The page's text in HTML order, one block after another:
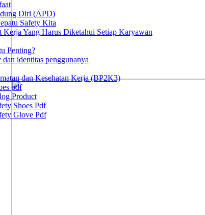
Diri (APD)
Safety Kita
Kerja Yang Harus Diketahui Setiap Karyawan
Penting?
identitas penggunanya
dan Kesehatan Kerja (BP2K3)
pdf
Product
Shoes Pdf
Glove Pdf